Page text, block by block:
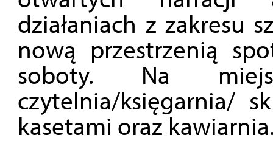
działaniach z zakresu
nową przestrzenią
soboty. Na
czytelnia/księgarnia/
kasetami oraz